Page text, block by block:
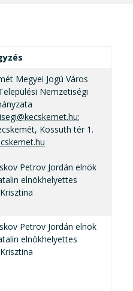
Megyei Jogú Város
Nemzetiségi
;
Kossuth tér 1.
Petrov Jordán elnök
elnökhelyettes
Petrov Jordán elnök
elnökhelyettes